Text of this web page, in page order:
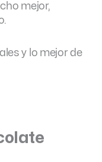
mejor,
y lo mejor de